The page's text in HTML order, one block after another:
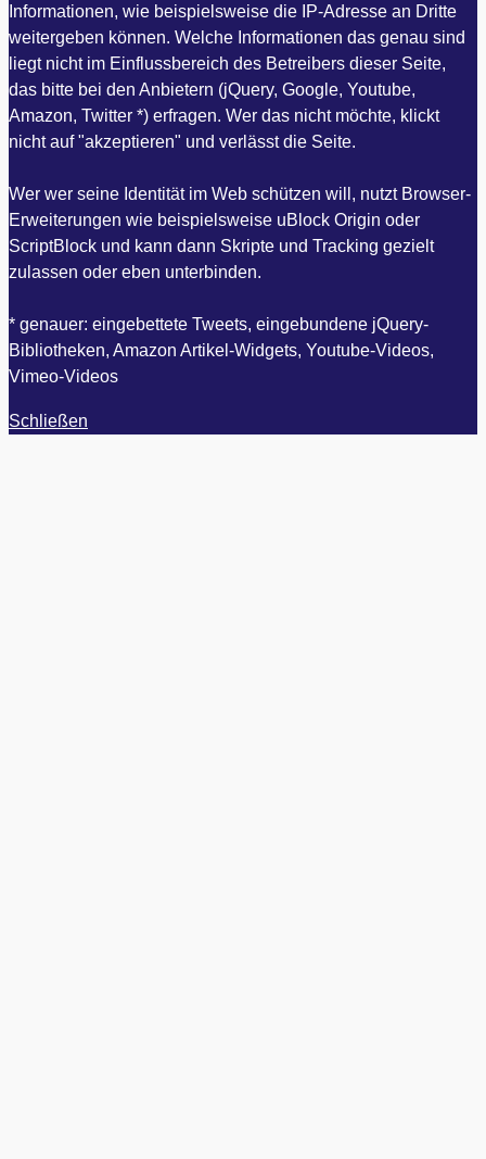
Informationen, wie beispielsweise die IP-Adresse an Dritte
weitergeben können. Welche Informationen das genau sind
liegt nicht im Einflussbereich des Betreibers dieser Seite,
das bitte bei den Anbietern (jQuery, Google, Youtube,
Amazon, Twitter *) erfragen. Wer das nicht möchte, klickt
nicht auf "akzeptieren" und verlässt die Seite.
Wer wer seine Identität im Web schützen will, nutzt Browser-
Erweiterungen wie beispielsweise uBlock Origin oder
ScriptBlock und kann dann Skripte und Tracking gezielt
zulassen oder eben unterbinden.
* genauer: eingebettete Tweets, eingebundene jQuery-
Bibliotheken, Amazon Artikel-Widgets, Youtube-Videos,
Vimeo-Videos
Schließen